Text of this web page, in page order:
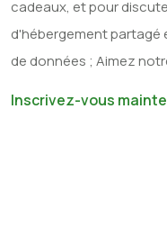
cadeaux, et pour
d'hébergement partagé
de données ; Aimez
Inscrivez-vous